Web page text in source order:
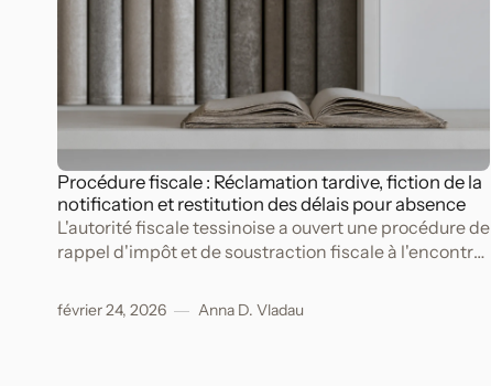
Procédure fiscale : Réclamation tardive, fiction de la
notification et restitution des délais pour absence
L'autorité fiscale tessinoise a ouvert une procédure de
rappel d'impôt et de soustraction fiscale à l'encontre
février 24, 2026 Anna D. Vladau